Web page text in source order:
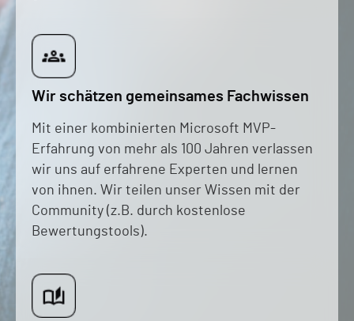
Wir schätzen gemeinsames Fachwissen
Mit einer kombinierten Microsoft MVP-
Erfahrung von mehr als 100 Jahren verlassen
wir uns auf erfahrene Experten und lernen
von ihnen. Wir teilen unser Wissen mit der
Community (z.B. durch kostenlose
Bewertungstools).